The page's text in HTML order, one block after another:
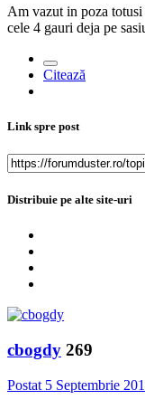
Am vazut in poza totusi
cele 4 gauri deja pe
Citează
Link spre post
Distribuie pe alte site-uri
cbogdy 269
Postat 5 Septembrie